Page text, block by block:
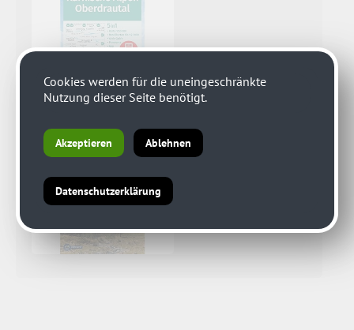
Cookies werden für die uneingeschränkte
Nutzung dieser Seite benötigt.
Akzeptieren Ablehnen
Datenschutzerklärung